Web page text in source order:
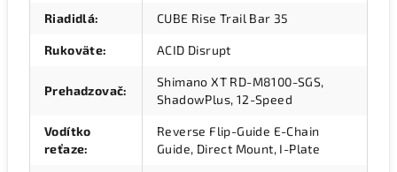
Riadidlá: CUBE Rise Trail Bar 35
Rukoväte: ACID Disrupt
Prehadzovač:
Shimano XT RD-M8100-SGS,
ShadowPlus, 12-Speed
Vodítko
reťaze:
Reverse Flip-Guide E-Chain
Guide, Direct Mount, I-Plate